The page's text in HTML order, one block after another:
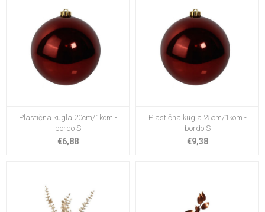
Plastična kugla 20cm/1kom -
bordo S
€6,88
Plastična kugla 25cm/1kom -
bordo S
€9,38